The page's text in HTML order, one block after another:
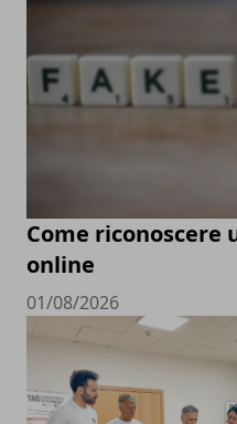
Come riconoscere
online
01/08/2026